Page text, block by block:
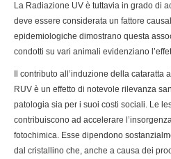
La Radiazione UV è tuttavia in grado di
deve essere considerata un fattore
epidemiologiche dimostrano questa
condotti su vari animali evidenziano
Il contributo all’induzione della cataratta
RUV è un effetto di notevole rilevanza
patologia sia per i suoi costi sociali. Le
contribuiscono ad accelerare
fotochimica. Esse dipendono
dal cristallino che, anche a causa dei